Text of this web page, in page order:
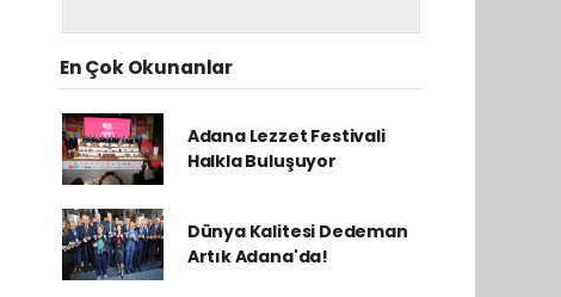
En Çok Okunanlar
Adana Lezzet Festivali
Halkla Buluşuyor
Dünya Kalitesi Dedeman
Artık Adana'da!